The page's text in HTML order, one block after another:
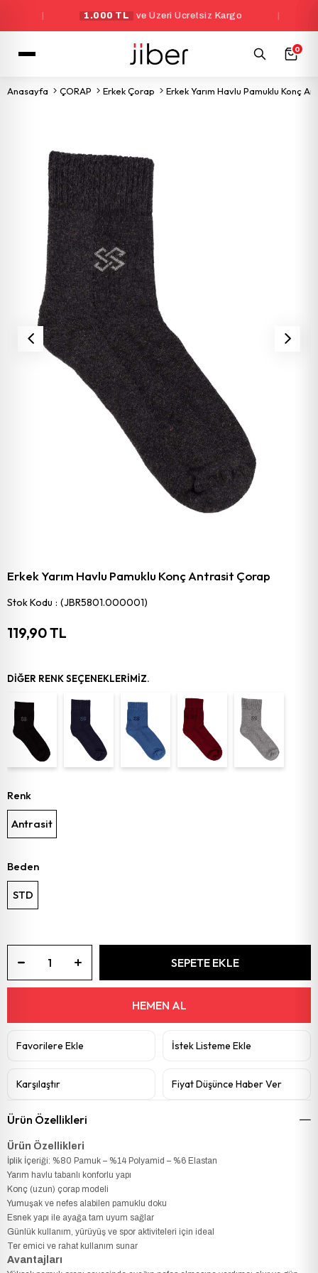
1.000 TL ve Üzeri Ücretsiz Kargo
0
Anasayfa ÇORAP Erkek Çorap Erkek Yarım Havlu Pamuklu Konç
Erkek Yarım Havlu Pamuklu Konç Antrasit Çorap
Stok Kodu (JBR5801.000001)
119,90 TL
DIĞER RENK SEÇENEKLERIMIZ.
Renk
Antrasit
Beden
STD
Favorilere Ekle İstek Listeme Ekle
Karşılaştır Fiyat Düşünce Haber Ver
Ürün Özellikleri
Ürün Özellikleri
İplik İçeriği: %80 Pamuk – %14 Polyamid – %6 Elastan
Yarım havlu tabanlı konforlu yapı
Konç (uzun) çorap modeli
Yumuşak ve nefes alabilen pamuklu doku
Esnek yapı ile ayağa tam uyum sağlar
Günlük kullanım, yürüyüş ve spor aktiviteleri için ideal
Ter emici ve rahat kullanım sunar
Avantajları